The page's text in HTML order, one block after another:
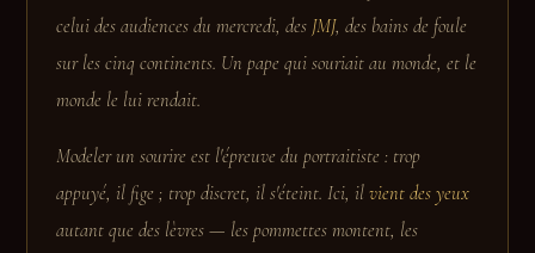
celui des audiences du mercredi, des JMJ, des bains de foule
sur les cinq continents. Un pape qui souriait au monde, et le
monde le lui rendait.
Modeler un sourire est l'épreuve du portraitiste : trop
appuyé, il fige ; trop discret, il s'éteint. Ici, ilvient des yeux
autant que des lèvres — les pommettes montent, les